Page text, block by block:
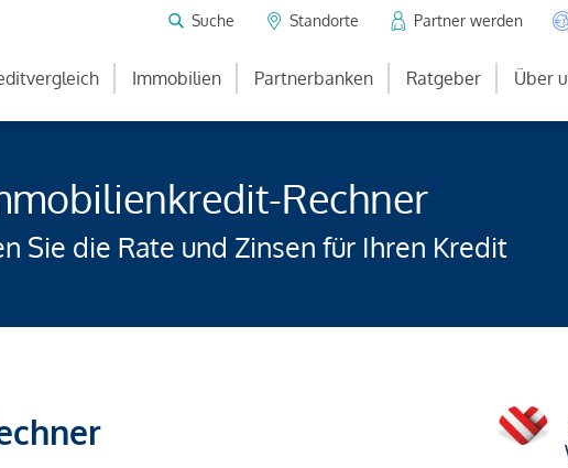
Suche Standorte Partner werden
Immobilien Partnerbanken Ratgeber Über
Rechner
Sie die Rate und Zinsen für Ihren Kredit